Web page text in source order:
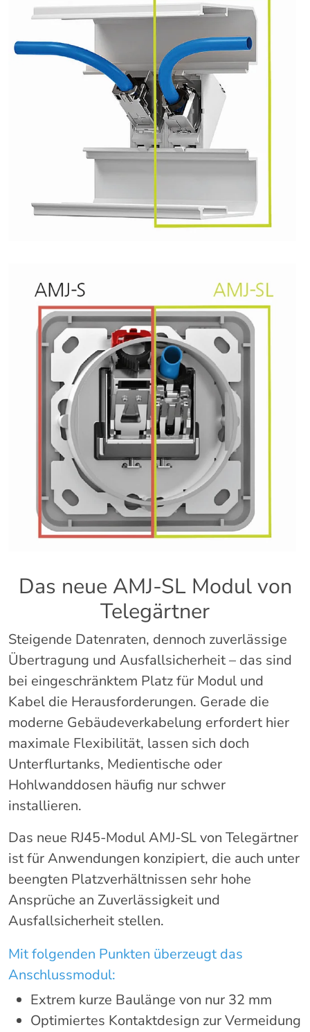
Das neue AMJ-SL Modul von
Telegärtner
Steigende Datenraten, dennoch zuverlässige
Übertragung und Ausfallsicherheit – das sind
bei eingeschränktem Platz für Modul und
Kabel die Herausforderungen. Gerade die
moderne Gebäudeverkabelung erfordert hier
maximale Flexibilität, lassen sich doch
Unterflurtanks, Medientische oder
Hohlwanddosen häufig nur schwer
installieren.
Das neue RJ45-Modul AMJ-SL von Telegärtner
ist für Anwendungen konzipiert, die auch unter
beengten Platzverhältnissen sehr hohe
Ansprüche an Zuverlässigkeit und
Ausfallsicherheit stellen.
Mit folgenden Punkten überzeugt das
Anschlussmodul:
Extrem kurze Baulänge von nur 32 mm
Optimiertes Kontaktdesign zur Vermeidung